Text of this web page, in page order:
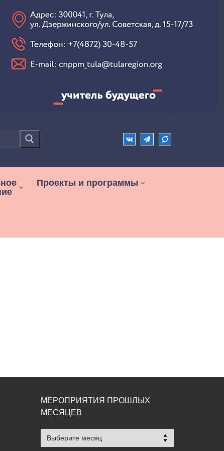
Проекты и программы
МЕРОПРИЯТИЯ ПРОШЛЫХ
МЕСЯЦЕВ
Мероприятия
прошлых